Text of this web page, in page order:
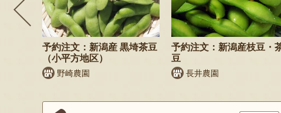
予約注文：新潟産 黒埼茶豆
（小平方地区）
野崎農園
予約注文：新潟産枝豆・
豆
長井農園